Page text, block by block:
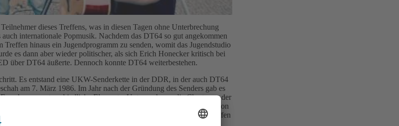
dieses Treffens, was in diesen Tagen ohne Unterbrechung
internationale Popmusik. Nachdem das DT64 so gut angekommen
hinaus ein Jugendprogramm zu senden, womit das Jugendstudio
es dann aber wieder politischer, als sich Erich Honecker kritisch bei
über DT64 äußerte. Dennoch konnte DT64 weiterbestehen.
Es entstand eine UKW-Senderkette in der DDR, in der auch DT64
am 7. März 1986. Im Jahr nach der Gründung des Senders gab es
gab ganz unterschiedliche Elemente. Unter anderem die Charts aus der
In der Sendung Parocktikum gab es hingegen Klänge von
auf selbst gemachte Aufnahmen auf Kassetten zurückgegriffen